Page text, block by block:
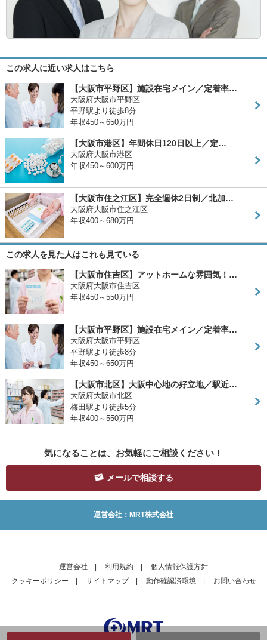
この求人に近い求人はこちら
【大阪市平野区】施設在宅メイン／定着率…
大阪府大阪市平野区
平野駅より徒歩8分
年収450～650万円
【大阪市港区】年間休日120日以上／定…
大阪府大阪市港区
年収450～600万円
【大阪市住之江区】完全週休2日制／北加…
大阪府大阪市住之江区
年収400～680万円
この求人を見た人はこれも見ている
【大阪市住吉区】アットホームな雰囲気！…
大阪府大阪市住吉区
年収450～550万円
【大阪市平野区】施設在宅メイン／定着率…
大阪府大阪市平野区
平野駅より徒歩8分
年収450～650万円
【大阪市北区】大阪中心地の好立地／駅近…
大阪府大阪市北区
梅田駅より徒歩5分
年収400～550万円
気になることは、お気軽にご相談ください！
メールで相談する
運営会社：MRT株式会社
運営会社 利用規約
個人情報保護方針
クッキーポリシー
サイトマップ| 動作確認済環境| お問い合わせ